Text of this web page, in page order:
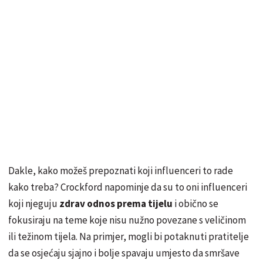
Dakle, kako možeš prepoznati koji influenceri to rade
kako treba? Crockford napominje da su to oni influenceri
koji njeguju zdrav odnos prema tijelu i obično se
fokusiraju na teme koje nisu nužno povezane s veličinom
ili težinom tijela. Na primjer, mogli bi potaknuti pratitelje
da se osjećaju sjajno i bolje spavaju umjesto da smršave